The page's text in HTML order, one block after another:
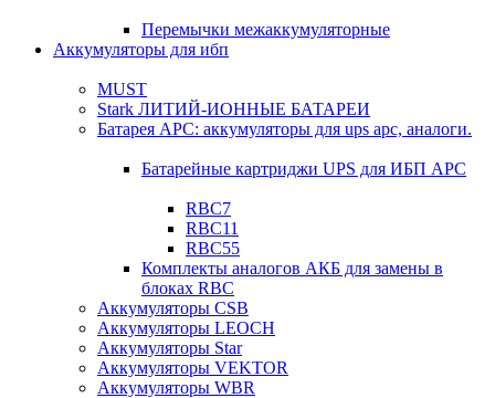
Перемычки межаккумуляторные
Аккумуляторы для ибп
MUST
Stark ЛИТИЙ-ИОННЫЕ БАТАРЕИ
Батарея APC: аккумуляторы для ups apc, аналоги.
Батарейные картриджи UPS для ИБП APC
RBC7
RBC11
RBC55
Комплекты аналогов АКБ для замены в
блоках RBC
Аккумуляторы CSB
Аккумуляторы LEOCH
Аккумуляторы Star
Аккумуляторы VEKTOR
Аккумуляторы WBR